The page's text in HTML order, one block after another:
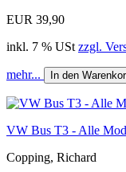
EUR 39,90
inkl. 7 % USt zzgl.
mehr... In den
VW Bus T3 - Alle
Copping, Richard